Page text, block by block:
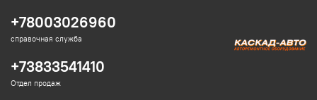
+78003026960
справочная служба
+73833541410
Отдел продаж